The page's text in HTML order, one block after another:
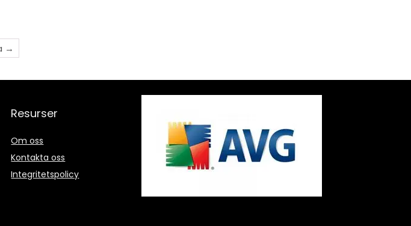
→
Resurser
Om oss
Kontakta oss
Integritetspolicy